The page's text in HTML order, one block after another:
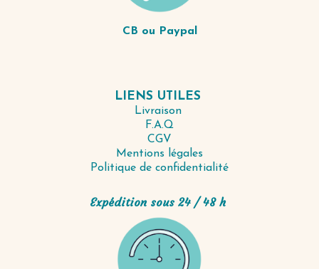
CB ou Paypal
LIENS UTILES
Livraison
F.A.Q
CGV
Mentions légales
Politique de confidentialité
Expédition sous 24 / 48 h